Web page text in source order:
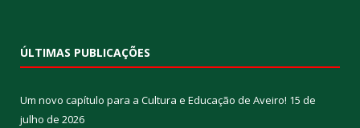
ÚLTIMAS PUBLICAÇÕES
Um novo capítulo para a Cultura e Educação de Aveiro! 15 de
julho de 2026